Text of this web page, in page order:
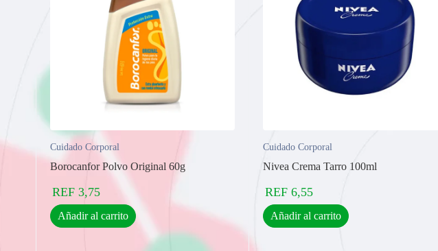
Cuidado Corporal
Borocanfor Polvo Original 60g
REF 3,75
Añadir al carrito
Cuidado Corporal
Nivea Crema Tarro 100ml
REF 6,55
Añadir al carrito